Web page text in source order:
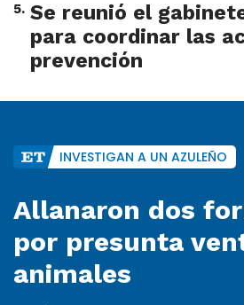
5. Se reunió el
para coordinar las
prevención
INVESTIGAN A UN AZULEÑO
Allanaron dos
por presunta
animales